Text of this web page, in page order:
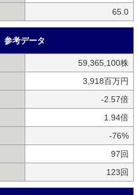
65.0
参考データ
59,365,100株
3,918百万円
-2.57倍
1.94倍
-76%
97回
123回